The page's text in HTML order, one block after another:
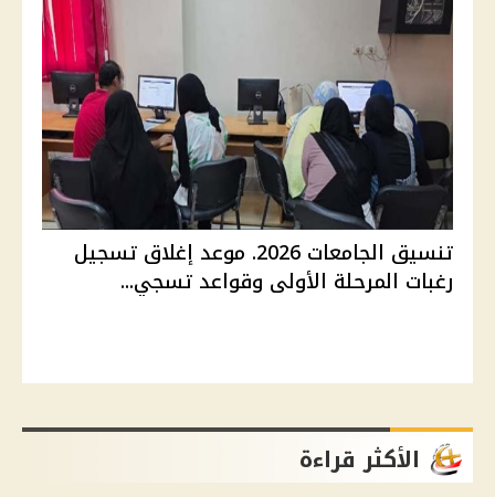
تنسيق الجامعات 2026. موعد إغلاق تسجيل
رغبات المرحلة الأولى وقواعد تسجي...
الأكثر قراءة